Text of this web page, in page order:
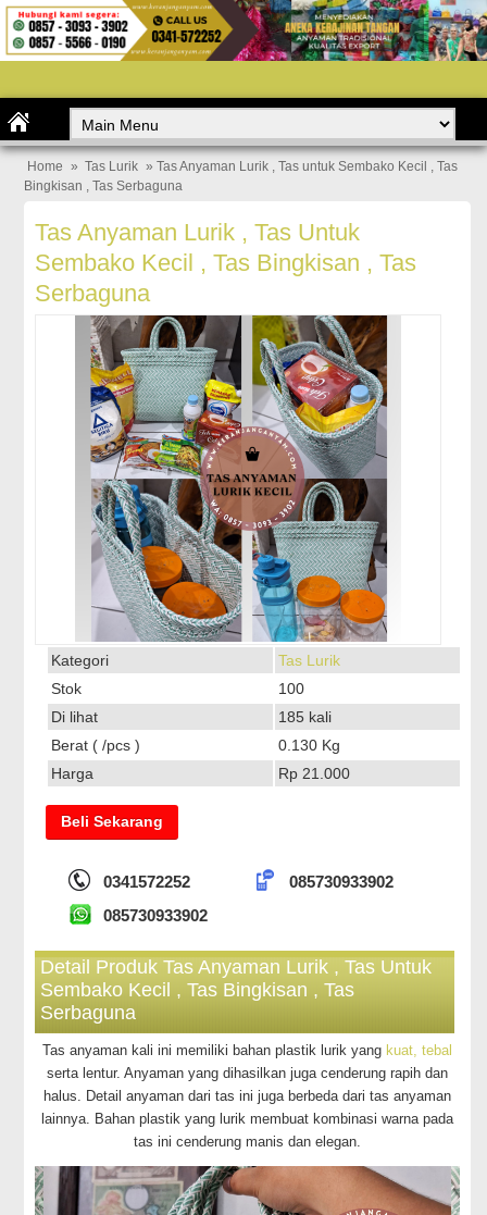
Home » Tas Lurik » Tas Anyaman Lurik , Tas untuk Sembako Kecil , Tas
Bingkisan , Tas Serbaguna
Tas Anyaman Lurik , Tas Untuk
Sembako Kecil , Tas Bingkisan , Tas
Serbaguna
Kategori
Tas Lurik
Stok
100
Di lihat
185 kali
Berat ( /pcs )
0.130 Kg
Harga
Rp 21.000
Beli Sekarang
0341572252
085730933902
085730933902
Detail Produk Tas Anyaman Lurik , Tas Untuk
Sembako Kecil , Tas Bingkisan , Tas
Serbaguna
Tas anyaman kali ini memiliki bahan plastik lurik yang kuat, tebal
serta lentur. Anyaman yang dihasilkan juga cenderung rapih dan
halus. Detail anyaman dari tas ini juga berbeda dari tas anyaman
lainnya. Bahan plastik yang lurik membuat kombinasi warna pada
tas ini cenderung manis dan elegan.